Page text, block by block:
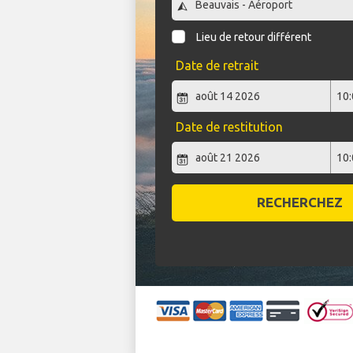
Lieu de retour différent
Date de retrait
Date de restitution
RECHERCHEZ